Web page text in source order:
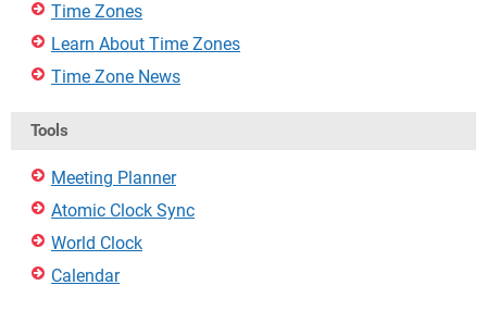
Time Zones
Learn About Time Zones
Time Zone News
Tools
Meeting Planner
Atomic Clock Sync
World Clock
Calendar